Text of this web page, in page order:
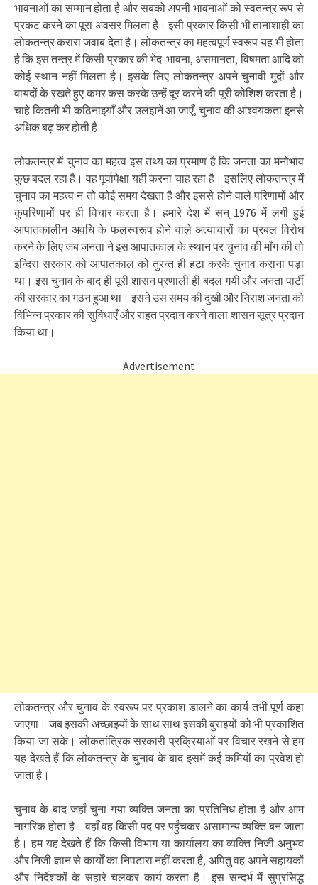
भावनाओं का सम्मान होता है और सबको अपनी भावनाओं को स्वतन्त्र रूप से
प्रकट करने का पूरा अवसर मिलता है। इसी प्रकार किसी भी तानाशाही का
लोकतन्त्र करारा जवाब देता है। लोकतन्त्र का महत्वपूर्ण स्वरूप यह भी होता
है कि इस तन्त्र में किसी प्रकार की भेद-भावना, असमानता, विषमता आदि को
कोई स्थान नहीं मिलता है। इसके लिए लोकतन्त्र अपने चुनावी मुदों और
वायदों के रखते हुए कमर कस करके उन्हें दूर करने की पूरी कोशिश करता है।
चाहे कितनी भी कठिनाइयाँ और उलझनें आ जाएँ, चुनाव की आश्वयकता इनसे
अधिक बढ़ कर होती है।
लोकतन्त्र में चुनाव का महत्व इस तथ्य का प्रमाण है कि जनता का मनोभाव
कुछ बदल रहा है। वह पूर्वापेक्षा यही करना चाह रहा है। इसलिए लोकतन्त्र में
चुनाव का महत्व न तो कोई समय देखता है और इससे होने वाले परिणामों और
कुपरिणामों पर ही विचार करता है। हमारे देश में सन् 1976 में लगी हुई
आपातकालीन अवधि के फलस्वरूप होने वाले अत्याचारों का प्रबल विरोध
करने के लिए जब जनता ने इस आपातकाल के स्थान पर चुनाव की माँग की तो
इन्दिरा सरकार को आपातकाल को तुरन्त ही हटा करके चुनाव कराना पड़ा
था। इस चुनाव के बाद ही पूरी शासन प्रणाली ही बदल गयी और जनता पार्टी
की सरकार का गठन हुआ था। इसने उस समय की दुखी और निराश जनता को
विभिन्न प्रकार की सुविधाएँ और राहत प्रदान करने वाला शासन सूत्र प्रदान
किया था।
Advertisement
लोकतन्त्र और चुनाव के स्वरूप पर प्रकाश डालने का कार्य तभी पूर्ण कहा
जाएगा। जब इसकी अच्छाइयों के साथ साथ इसकी बुराइयों को भी प्रकाशित
किया जा सके। लोकतांत्रिक सरकारी प्रक्रियाओं पर विचार रखने से हम
यह देखते हैं कि लोकतन्त्र के चुनाव के बाद इसमें कई कमियों का प्रवेश हो
जाता है।
चुनाव के बाद जहाँ चुना गया व्यक्ति जनता का प्रतिनिध होता है और आम
नागरिक होता है। वहाँ वह किसी पद पर पहुँचकर असामान्य व्यक्ति बन जाता
है। हम यह देखते हैं कि किसी विभाग या कार्यालय का व्यक्ति निजी अनुभव
और निजी ज्ञान से कार्यों का निपटारा नहीं करता है, अपितु वह अपने सहायकों
और निर्देशकों के सहारे चलकर कार्य करता है। इस सन्दर्भ में सुप्रसिद्ध